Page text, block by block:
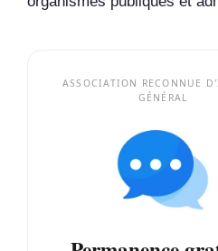
ASSOCIATION RECONNUE
GÉNÉRAL